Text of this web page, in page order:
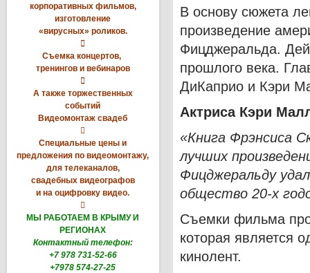
корпоративных фильмов,
изготовление
«вирусных» роликов.

Съемка концертов,
тренингов и вебинаров

А также торжественных
событий
Видеомонтаж свадеб

Специальные цены и
предложения по видеомонтажу,
для телеканалов,
свадебных видеографов
и на оцифровку видео.

МЫ РАБОТАЕМ В КРЫМУ И
РЕГИОНАХ
Контактный телефон:
+7 978 731-52-66
+7978 574-27-25
В основу сюжета
произведение
Фицджеральда.
прошлого века.
ДиКаприо и Кэри
Актриса Кэри
«Книга Фрэнсиса
лучших
Фицджеральду
общество 20-х
Съемки фильма
которая является
кинолент.